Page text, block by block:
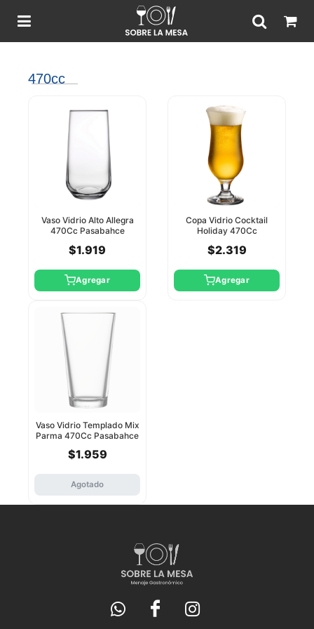
470cc
Vaso Vidrio Alto Allegra
470Cc Pasabahce
$1.919
Agregar
Copa Vidrio Cocktail
Holiday 470Cc
$2.319
Agregar
Vaso Vidrio Templado Mix
Parma 470Cc Pasabahce
$1.959
Agotado